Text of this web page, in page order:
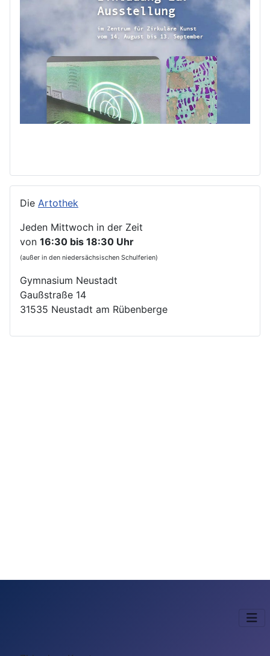
Die Artothek
Jeden Mittwoch in der Zeit
von 16:30 bis 18:30 Uhr
(außer in den niedersächsischen Schulferien)
Gymnasium Neustadt
Gaußstraße 14
31535 Neustadt am Rübenberge